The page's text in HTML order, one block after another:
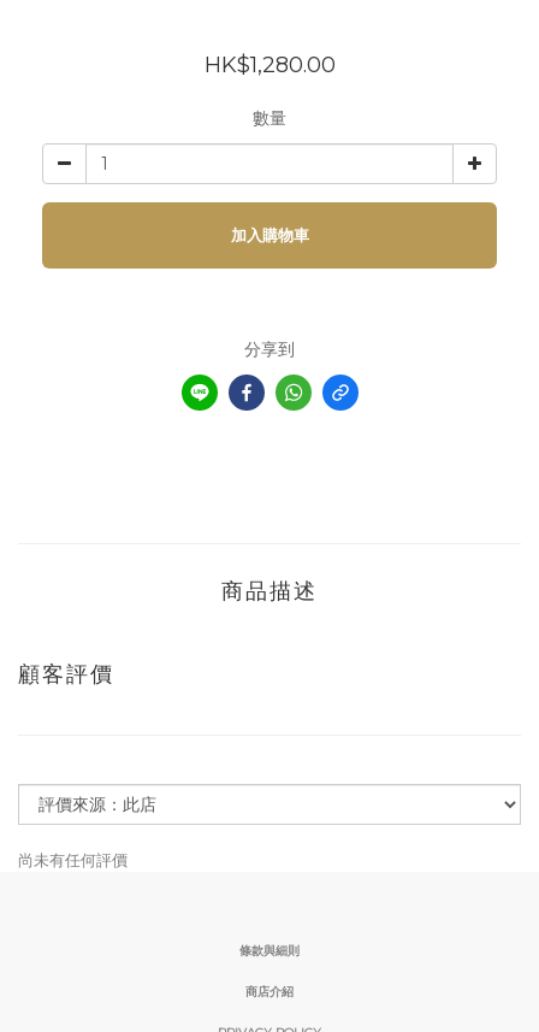
HK$1,280.00
數量
加入購物車
分享到
商品描述
顧客評價
尚未有任何評價
條款與細則
商店介紹